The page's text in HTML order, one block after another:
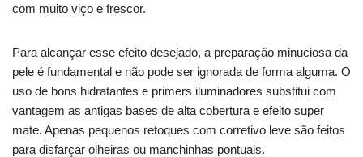
com muito viço e frescor.
Para alcançar esse efeito desejado, a preparação minuciosa da
pele é fundamental e não pode ser ignorada de forma alguma. O
uso de bons hidratantes e primers iluminadores substitui com
vantagem as antigas bases de alta cobertura e efeito super
mate. Apenas pequenos retoques com corretivo leve são feitos
para disfarçar olheiras ou manchinhas pontuais.